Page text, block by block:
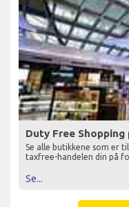
Duty Free
Se alle butikkene som er
taxfree-handelen din på
Se...